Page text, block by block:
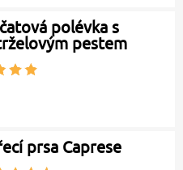
polévka s
pestem
prsa Caprese